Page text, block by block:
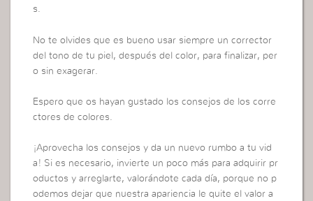
s.
No te olvides que es bueno usar siempre un corrector
del tono de tu piel, después del color, para finalizar, per
o sin exagerar.
Espero que os hayan gustado los consejos de los corre
ctores de colores.
¡Aprovecha los consejos y da un nuevo rumbo a tu vid
a! Si es necesario, invierte un poco más para adquirir pr
oductos y arreglarte, valorándote cada día, porque no p
odemos dejar que nuestra apariencia le quite el valor a